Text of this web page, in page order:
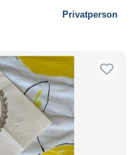
Privatperson